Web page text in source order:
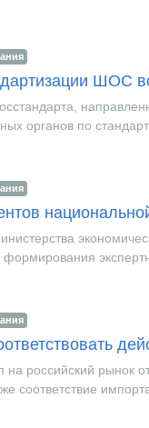
ШОС
органов по
российский рынок
соответствие